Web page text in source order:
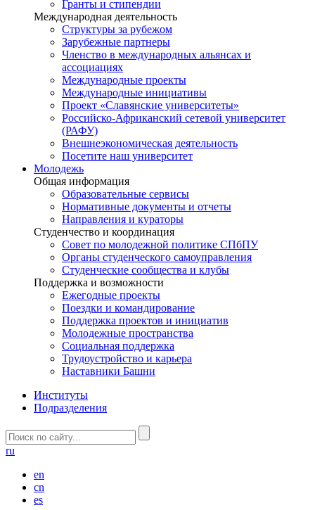
Гранты и стипендии
Международная деятельность
Структуры за рубежом
Зарубежные партнеры
Членство в международных альянсах и
ассоциациях
Международные проекты
Международные инициативы
Проект «Славянские университеты»
Российско-Африканский сетевой университет
(РАФУ)
Внешнеэкономическая деятельность
Посетите наш университет
Молодежь
Общая информация
Образовательные сервисы
Нормативные документы и отчеты
Направления и кураторы
Студенчество и координация
Совет по молодежной политике СПбПУ
Органы студенческого самоуправления
Студенческие сообщества и клубы
Поддержка и возможности
Ежегодные проекты
Поездки и командирование
Поддержка проектов и инициатив
Молодежные пространства
Социальная поддержка
Трудоустройство и карьера
Наставники Башни
Институты
Подразделения
ru
en
cn
es